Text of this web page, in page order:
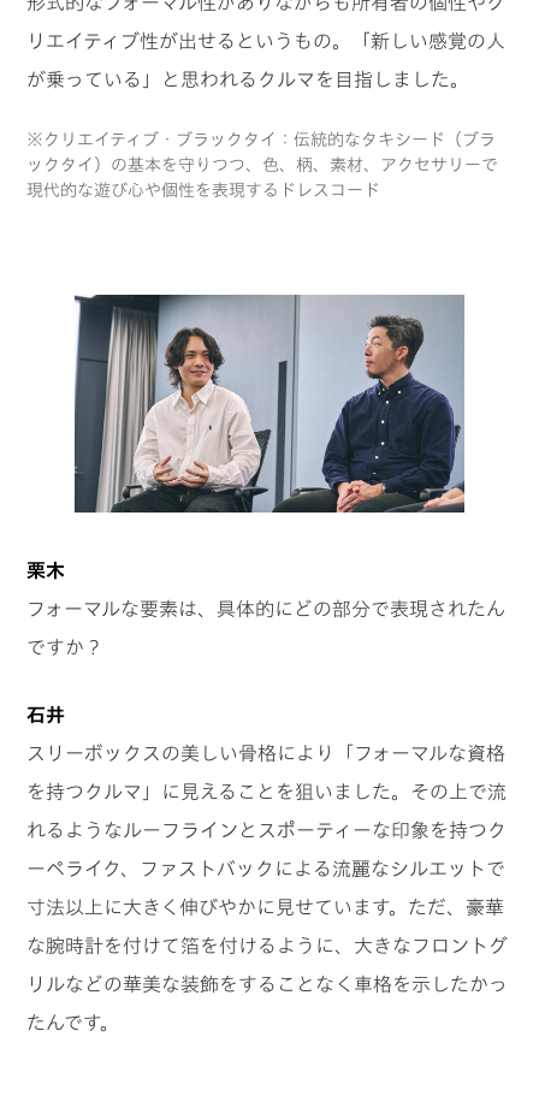
リエイティブ性が出せるというもの。「新しい感覚の人
が乗っている」と思われるクルマを目指しました。
※クリエイティブ・ブラックタイ：伝統的なタキシード（ブラ
ックタイ）の基本を守りつつ、色、柄、素材、アクセサリーで
現代的な遊び心や個性を表現するドレスコード
栗木
フォーマルな要素は、具体的にどの部分で表現されたん
ですか？
石井
スリーボックスの美しい骨格により「フォーマルな資格
を持つクルマ」に見えることを狙いました。その上で流
れるようなルーフラインとスポーティーな印象を持つク
ーペライク、ファストバックによる流麗なシルエットで
寸法以上に大きく伸びやかに見せています。ただ、豪華
な腕時計を付けて箔を付けるように、大きなフロントグ
リルなどの華美な装飾をすることなく車格を示したかっ
たんです。